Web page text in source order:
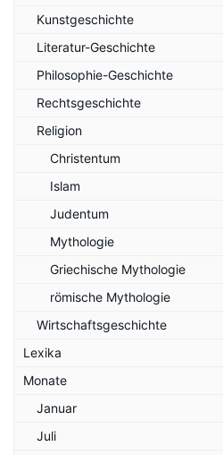
Kunstgeschichte
Literatur-Geschichte
Philosophie-Geschichte
Rechtsgeschichte
Religion
Christentum
Islam
Judentum
Mythologie
Griechische Mythologie
römische Mythologie
Wirtschaftsgeschichte
Lexika
Monate
Januar
Juli